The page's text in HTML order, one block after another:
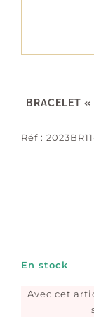
BRACELET
Réf :
En stock
Avec cet